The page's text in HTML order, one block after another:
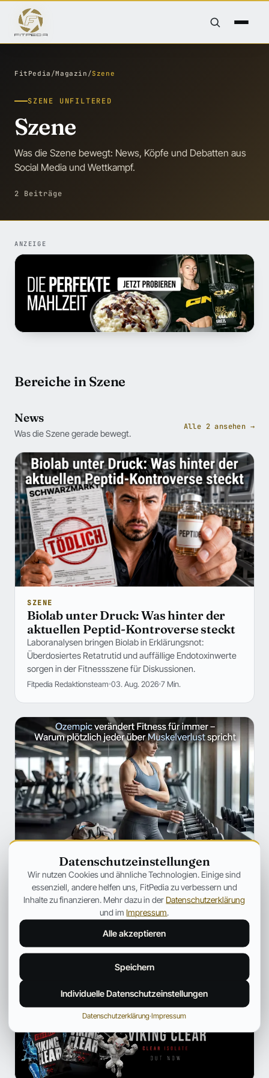
FitPedia /Magazin /Szene
SZENE UNFILTERED
Szene
Was die Szene bewegt: News, Köpfe und Debatten aus
Social Media und Wettkampf.
2 Beiträge
ANZEIGE
Bereiche in Szene
News
Was die Szene gerade bewegt.
Alle 2 ansehen →
SZENE
Biolab unter Druck: Was hinter der
aktuellen Peptid-Kontroverse steckt
Laboranalysen bringen Biolab in Erklärungsnot:
Überdosiertes Retatrutid und auffällige Endotoxinwerte
sorgen in der Fitnessszene für Diskussionen.
Fitpedia Redaktionsteam 03. Aug. 2026 7 Min.
Ozempic verändert Fitness für immer
– Warum plötzlich jeder über
Muskelverlust spricht
Warum GLP-1-Medikamente immer häufiger unter dem
Aspekt des Muskelabbaus besprochen werden.
Jonas Bauer 19. Juli 2026 12 Min.
Datenschutzeinstellungen
Wir nutzen Cookies und ähnliche Technologien. Einige sind
essenziell, andere helfen uns, FitPedia zu verbessern und
Inhalte zu finanzieren. Mehr dazu in der Datenschutzerklärung
und im Impressum
Alle akzeptieren
Speichern
Individuelle Datenschutzeinstellungen
Datenschutzerklärung·Impressum